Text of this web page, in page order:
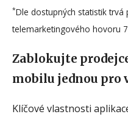
*Dle dostupných statistik
telemarketingového hovoru
Zablokujte
mobilu jednou pro
Klíčové vlastnosti